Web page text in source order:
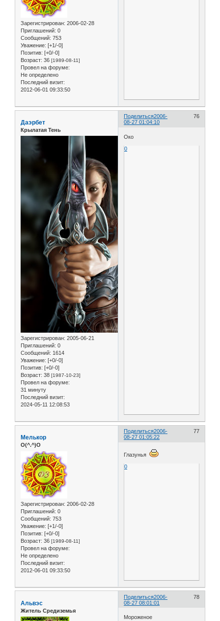
Зарегистрирован: 2006-02-28
Приглашений: 0
Сообщений: 753
Уважение: [+1/-0]
Позитив: [+0/-0]
Возраст: 36 [1989-08-11]
Провел на форуме:
Не определено
Последний визит:
2012-06-01 09:33:50
Поделиться 76
2006-
08-27 01:04:10
Даэрбет
Крылатая Тень
Зарегистрирован: 2005-06-21
Приглашений: 0
Сообщений: 1614
Уважение: [+0/-0]
Позитив: [+0/-0]
Возраст: 38 [1987-10-23]
Провел на форуме:
31 минуту
Последний визит:
2024-05-11 12:08:53
Око
0
Поделиться 77
2006-
08-27 01:05:22
Мелькор
O(^.^)O
Зарегистрирован: 2006-02-28
Приглашений: 0
Сообщений: 753
Уважение: [+1/-0]
Позитив: [+0/-0]
Возраст: 36 [1989-08-11]
Провел на форуме:
Не определено
Последний визит:
2012-06-01 09:33:50
Глазунья
0
Поделиться 78
2006-
08-27 08:01:01
Альвэс
Житель Средиземья
Мороженое